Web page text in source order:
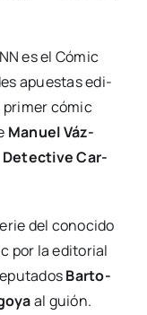
es el Cómic
apues­tas edi­
cómic
Manuel Váz­
Detec­ti­ve Car­
del cono­ci­do
por la edi­to­rial
Bar­to­
al guión.